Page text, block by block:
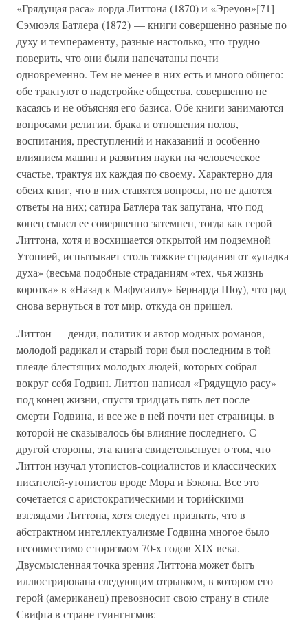
«Грядущая раса» лорда Литтона (1870) и «Эреуон»[71]
Сэмюэля Батлера (1872) — книги совершенно разные по
духу и темпераменту, разные настолько, что трудно
поверить, что они были напечатаны почти
одновременно. Тем не менее в них есть и много общего:
обе трактуют о надстройке общества, совершенно не
касаясь и не объясняя его базиса. Обе книги занимаются
вопросами религии, брака и отношения полов,
воспитания, преступлений и наказаний и особенно
влиянием машин и развития науки на человеческое
счастье, трактуя их каждая по своему. Характерно для
обеих книг, что в них ставятся вопросы, но не даются
ответы на них; сатира Батлера так запутана, что под
конец смысл ее совершенно затемнен, тогда как герой
Литтона, хотя и восхищается открытой им подземной
Утопией, испытывает столь тяжкие страдания от «упадка
духа» (весьма подобные страданиям «тех, чья жизнь
коротка» в «Назад к Мафусаилу» Бернарда Шоу), что рад
снова вернуться в тот мир, откуда он пришел.
Литтон — денди, политик и автор модных романов,
молодой радикал и старый тори был последним в той
плеяде блестящих молодых людей, которых собрал
вокруг себя Годвин. Литтон написал «Грядущую расу»
под конец жизни, спустя тридцать пять лет после
смерти Годвина, и все же в ней почти нет страницы, в
которой не сказывалось бы влияние последнего. С
другой стороны, эта книга свидетельствует о том, что
Литтон изучал утопистов-социалистов и классических
писателей-утопистов вроде Мора и Бэкона. Все это
сочетается с аристократическими и торийскими
взглядами Литтона, хотя следует признать, что в
абстрактном интеллектуализме Годвина многое было
несовместимо с торизмом 70-х годов XIX века.
Двусмысленная точка зрения Литтона может быть
иллюстрирована следующим отрывком, в котором его
герой (американец) превозносит свою страну в стиле
Свифта в стране гуингнгмов: